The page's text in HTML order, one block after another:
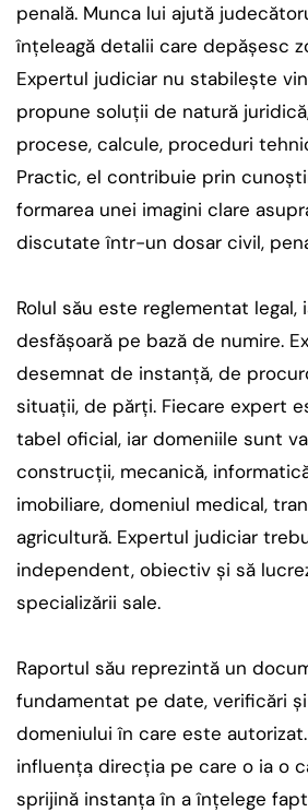
penală. Munca lui ajută
înțeleagă detalii care depășesc
Expertul judiciar nu stabilește
propune soluții de natură
procese, calcule, proceduri
Practic, el contribuie prin
formarea unei imagini clare
discutate într-un dosar civil,
Rolul său este reglementat
desfășoară pe bază de numire.
desemnat de instanță, de
situații, de părți. Fiecare expert
tabel oficial, iar domeniile sunt
construcții, mecanică,
imobiliare, domeniul medical,
agricultură. Expertul judiciar
independent, obiectiv și să
specializării sale.
Raportul său reprezintă un
fundamentat pe date, verificări
domeniului în care este
influența direcția pe care o ia o
sprijină instanța în a înțelege